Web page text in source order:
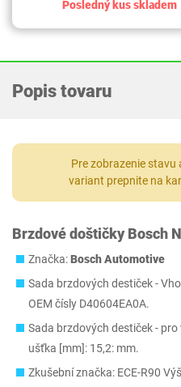
Posledný kus skladem
Popis tovaru
Pre zobrazenie
variant prepnite na
Brzdové doštičky Bosch
Značka:Bosch Automotive
Sada brzdových destiček -
OEM čísly D40604EA0A.
Sada brzdových destiček -
ušťka [mm]: 15,2: mm.
Zkušební značka: ECE-R90